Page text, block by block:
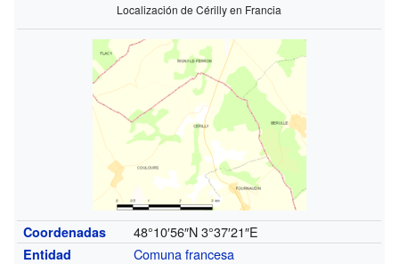
Localización de Cérilly en Francia
Coordenadas 48°10′56″N 3°37′21″E
Entidad
Comuna francesa